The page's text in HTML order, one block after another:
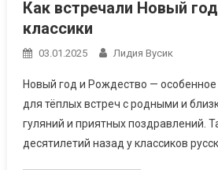
Как встречали Новый
классики
03.01.2025 Лидия Вусик
Новый год и Рождество —
для тёплых встреч с родными и
гуляний и приятных поздравлений.
десятилетий назад у классиков